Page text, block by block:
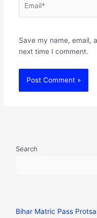
Save my name, email,
next time I comment.
Search
Bihar Matric Pass